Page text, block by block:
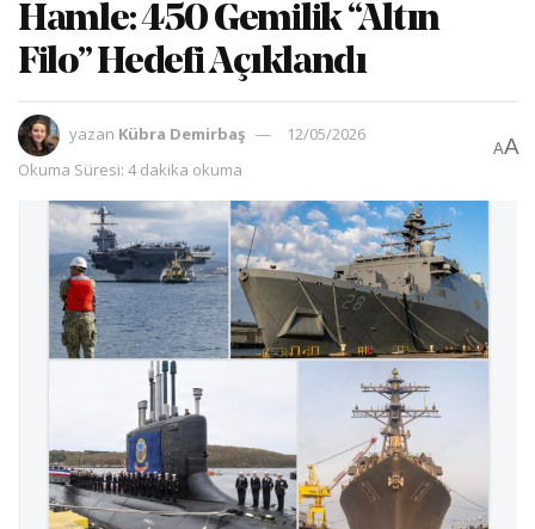
Hamle: 450 Gemilik “Altın
Filo” Hedefi Açıklandı
yazan Kübra Demirbaş
12/05/2026
Okuma Süresi: 4 dakika okuma
AA